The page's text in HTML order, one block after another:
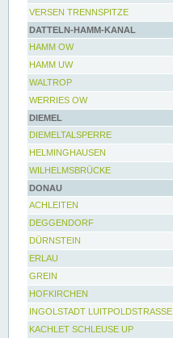
VERSEN TRENNSPITZE
DATTELN-HAMM-KANAL
HAMM OW
HAMM UW
WALTROP
WERRIES OW
DIEMEL
DIEMELTALSPERRE
HELMINGHAUSEN
WILHELMSBRÜCKE
DONAU
ACHLEITEN
DEGGENDORF
DÜRNSTEIN
ERLAU
GREIN
HOFKIRCHEN
INGOLSTADT LUITPOLDSTRASSE
KACHLET SCHLEUSE UP